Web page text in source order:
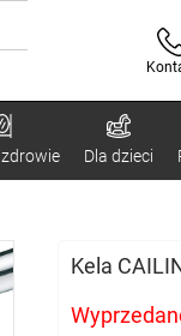
Dla dzieci
Kela